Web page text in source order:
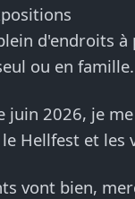
d'endroits à
ou en famille.
juin 2026, je
Hellfest et les
vont bien,